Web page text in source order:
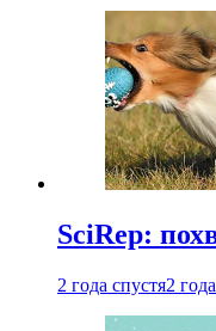
SciRep:
2 года спустя2